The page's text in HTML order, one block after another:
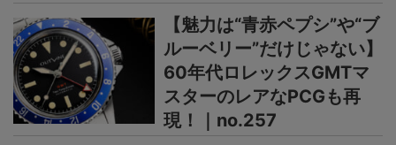
【魅力は“青赤ペプシ”や“ブ
ルーベリー”だけじゃない】
60年代ロレックスGMTマ
スターのレアなPCGも再
現！｜no.257